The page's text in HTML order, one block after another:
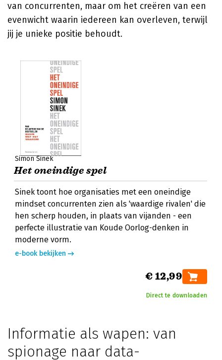
van concurrenten, maar om het creëren van een
evenwicht waarin iedereen kan overleven, terwijl
jij je unieke positie behoudt.
Simon Sinek
Het oneindige spel
Sinek toont hoe organisaties met een oneindige
mindset concurrenten zien als 'waardige rivalen' die
hen scherp houden, in plaats van vijanden - een
perfecte illustratie van Koude Oorlog-denken in
moderne vorm.
e-book bekijken
€ 12,99
Direct te downloaden
Informatie als wapen: van
spionage naar data-